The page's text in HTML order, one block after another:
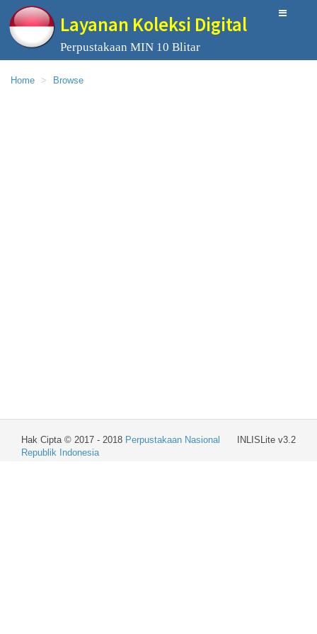
Layanan Koleksi Digital
Perpustakaan MIN 10 Blitar
Home Browse
INLISLite v3.2
Hak Cipta © 2017 - 2018 Perpustakaan Nasional
Republik Indonesia